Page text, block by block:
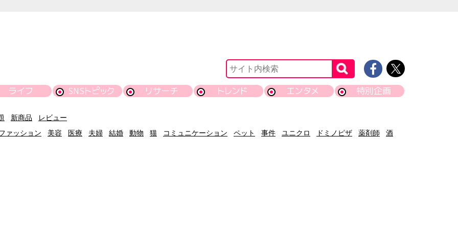
ライフ SNSトピック リサーチ トレンド エンタメ 特別企画
新商品
レビュー
ァッション
美容 医療 夫婦 結婚 動物 猫 コミュニケーション ペット 事件 ユニクロ ドミノピザ 薬剤師 酒